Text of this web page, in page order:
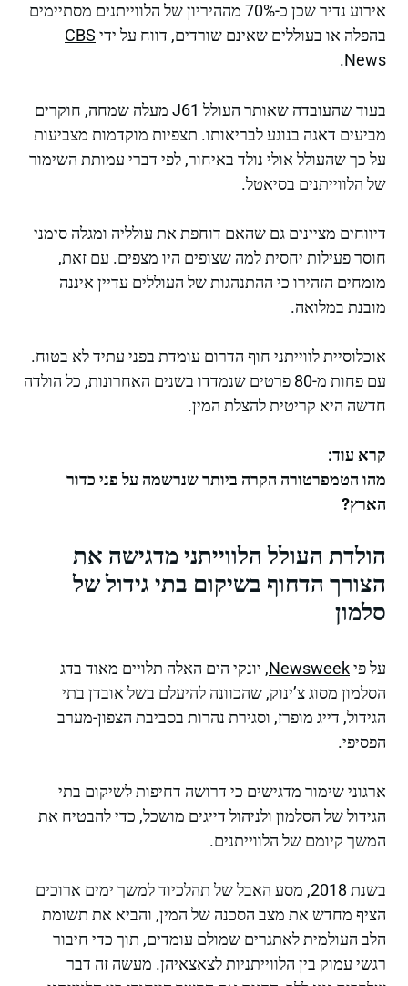
אירוע נדיר שכן כ-70% מההיריון של הלווייתנים מסתיימים
בהפלה או בעוללים שאינם שורדים, דווח על ידי CBS
News
.
בעוד שהעובדה שאותר העולל J61 מעלה שמחה, חוקרים
מביעים דאגה בנוגע לבריאותו. תצפיות מוקדמות מצביעות
על כך שהעולל אולי נולד באיחור, לפי דברי עמותת השימור
של הלווייתנים בסיאטל.
דיווחים מציינים גם שהאם דוחפת את עולליה ומגלה סימני
חוסר פעילות יחסית למה שצופים היו מצפים. עם זאת,
מומחים הזהירו כי ההתנהגות של העוללים עדיין איננה
מובנת במלואה.
אוכלוסיית לווייתני חוף הדרום עומדת בפני עתיד לא בטוח.
עם פחות מ-80 פרטים שנמדדו בשנים האחרונות, כל הולדה
חדשה היא קריטית להצלת המין.
קרא עוד:
מהו הטמפרטורה הקרה ביותר שנרשמה על פני כדור
הארץ?
הולדת העולל הלווייתני מדגישה את
הצורך הדחוף בשיקום בתי גידול של
סלמון
על פיNewsweek, יונקי הים האלה תלויים מאוד בדג
הסלמון מסוג צ’ינוק, שהכוונה להיעלם בשל אובדן בתי
הגידול, דייג מופרז, וסגירת נהרות בסביבת הצפון-מערב
הפסיפי.
ארגוני שימור מדגישים כי דרושה דחיפות לשיקום בתי
הגידול של הסלמון ולניהול דייגים מושכל, כדי להבטיח את
המשך קיומם של הלווייתנים.
בשנת 2018, מסע האבל של תהלכיוד למשך ימים ארוכים
הציף מחדש את מצב הסכנה של המין, והביא את תשומת
הלב העולמית לאתגרים שמולם עומדים, תוך כדי חיבור
רגשי עמוק בין הלווייתניות לצאצאיהן. מעשה זה דבר